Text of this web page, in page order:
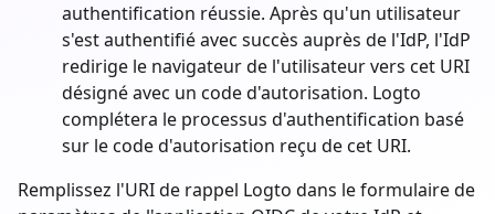
authentification réussie. Après qu'un utilisateur
s'est authentifié avec succès auprès de l'IdP, l'IdP
redirige le navigateur de l'utilisateur vers cet URI
désigné avec un code d'autorisation. Logto
complétera le processus d'authentification basé
sur le code d'autorisation reçu de cet URI.
Remplissez l'URI de rappel Logto dans le formulaire de